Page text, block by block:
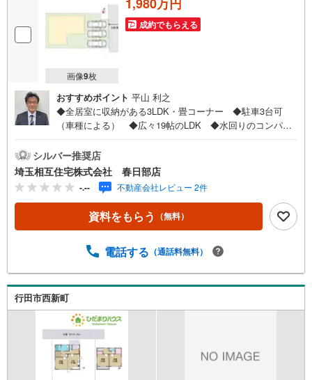
マ
イ
保
る
画像9枚
成約でもらえる
おすすめポイント 平山 利之
◆全居室に収納がある3LDK・畳コーナー ◆駐車3台可
（車種による） ◆広々19帖のLDK ◆水回りのコンパク
った暮らしやすい住環境です◇お子様がいるお客様でも安
心◇キッズスペース完備。チャイルドシートも完備してい
るので、必要の際はお声掛け下さい。◇住宅ローンについ
て◇現在借入れがある、勤続年数が短い、自己資金が少な
い、住宅ローンが組めるか心配・・・そう思われている
方。当社には住宅ローン専門アドバイザーおります！お気
替えでご自宅が売れない、不動産早期現金化をしたい、他
ている方。一定期間で成約に至らなかった場合、予め設定
させていただいた金額で当社が買取致します。越谷の戸
建、土地、マンション買取は埼玉相互住宅春日部店まで！
シルバー推奨店
埼玉相互住宅株式会社 春日部店
-.-- 不動産会社レビュー 2件
資料をもらう （無料）
電話する （通話料無料）
行田市西新町